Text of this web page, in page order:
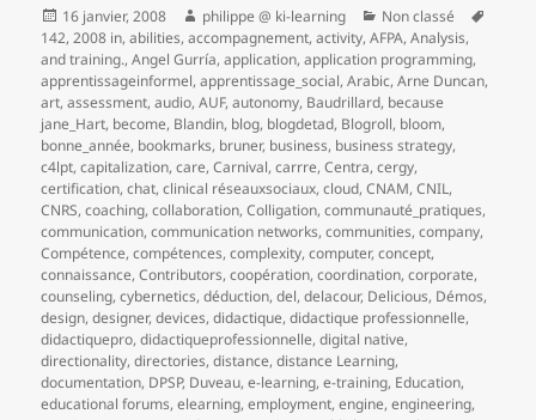
Publié
le
16 janvier, 2008 Auteur
philippe @ ki-learning Catégories
Non classé
142,2008 in,abilities,accompagnement,activity,AFPA,Analysis,
and training.,Angel Gurría,application,application programming,
apprentissageinformel,apprentissage_social,Arabic,Arne Duncan,
art,assessment,audio,AUF,autonomy, Baudrillard, because
jane_Hart, become, Blandin, blog, blogdetad, Blogroll, bloom,
bonne_année, bookmarks, bruner, business, business strategy,
c4lpt,capitalization,care,Carnival,carrre,Centra,cergy,
certification,chat,clinical réseauxsociaux,cloud,CNAM,CNIL,
CNRS,coaching,collaboration,Colligation,communauté_pratiques,
communication,communication networks,communities,company,
Compétence,compétences,complexity,computer,concept,
connaissance,Contributors,coopération,coordination,corporate,
counseling,cybernetics,déduction,del,delacour, Delicious, Démos,
design,designer,devices,didactique,didactique professionnelle,
didactiquepro,didactiqueprofessionnelle,digital native,
directionality,directories,distance,distance Learning,
documentation, DPSP, Duveau,e-learning,e-training, Education,
educational forums,elearning,employment,engine,engineering,